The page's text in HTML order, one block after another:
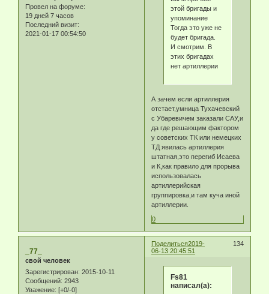
Провел на форуме:
19 дней 7 часов
Последний визит:
2021-01-17 00:54:50
этой бригады и
упоминание
Тогда это уже не
будет бригада.
И смотрим. В
этих бригадах
нет артиллерии
А зачем если артиллерия
отстает,умница Тухачевский
с Убаревичем заказали САУ,и
да где решающим фактором
у советских ТК или немецких
ТД явилась артиллерия
штатная,это перегиб Исаева
и К,как правило для прорыва
использовалась
артиллерийская
группировка,и там куча иной
артиллерии.
0
Поделиться 134
2019-
06-13 20:45:51
_77_
свой человек
Зарегистрирован: 2015-10-11
Сообщений: 2943
Уважение: [+0/-0]
Fs81
написал(а):